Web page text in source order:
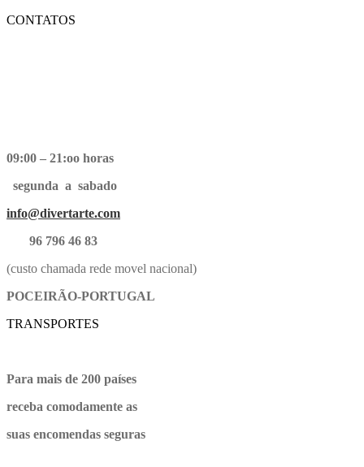
CONTATOS
09:00 – 21:oo horas
segunda a sabado
info@divertarte.com
96 796 46 83
(custo chamada rede movel nacional)
POCEIRÃO-PORTUGAL
TRANSPORTES
Para mais de 200 países
receba comodamente as
suas encomendas seguras